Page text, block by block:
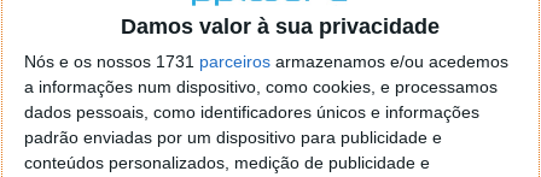
Damos valor à sua privacidade
Nós e os nossos 1731 parceiros armazenamos e/ou acedemos
a informações num dispositivo, como cookies, e processamos
dados pessoais, como identificadores únicos e informações
padrão enviadas por um dispositivo para publicidade e
conteúdos personalizados, medição de publicidade e
My Hero Academia: All’s Justice já tem
data marcada
04 OUT 2025